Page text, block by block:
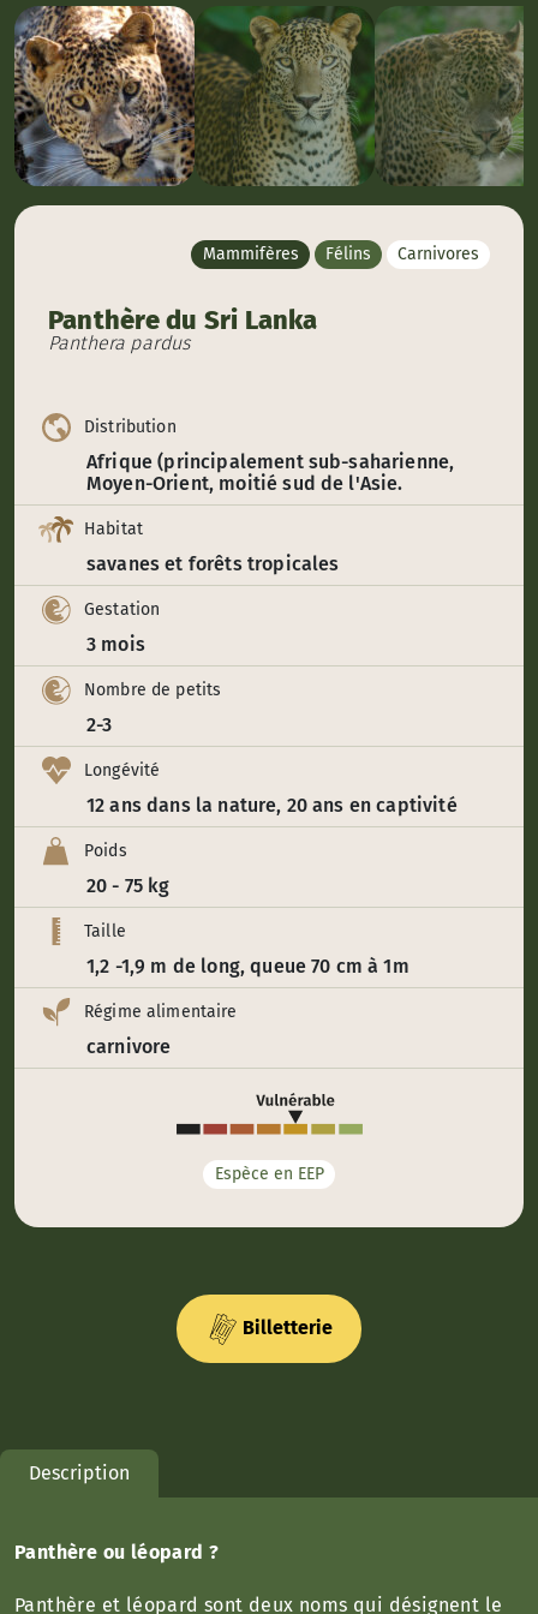
Mammifères Félins Carnivores
Panthère du Sri Lanka
Panthera pardus
Distribution
Afrique (principalement sub-saharienne,
Moyen-Orient, moitié sud de l'Asie.
Habitat
savanes et forêts tropicales
Gestation
3 mois
Nombre de petits
2-3
Longévité
12 ans dans la nature, 20 ans en captivité
Poids
20 - 75 kg
Taille
1,2 -1,9 m de long, queue 70 cm à 1m
Régime alimentaire
carnivore
Espèce en EEP
Billetterie
Description
Panthère ou léopard ?
Panthère et léopard sont deux noms qui désignent le